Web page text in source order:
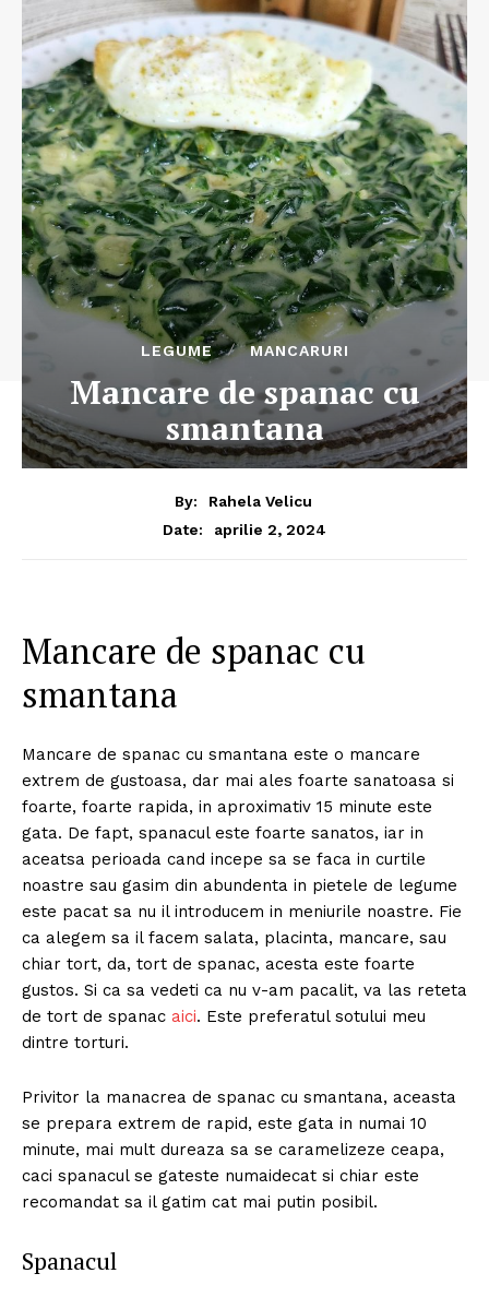
LEGUME MANCARURI
Mancare de spanac cu
smantana
By:
Rahela Velicu
Date:
aprilie 2, 2024
Mancare de spanac cu
smantana
Mancare de spanac cu smantana este o mancare
extrem de gustoasa, dar mai ales foarte sanatoasa si
foarte, foarte rapida, in aproximativ 15 minute este
gata. De fapt, spanacul este foarte sanatos, iar in
aceatsa perioada cand incepe sa se faca in curtile
noastre sau gasim din abundenta in pietele de legume
este pacat sa nu il introducem in meniurile noastre. Fie
ca alegem sa il facem salata, placinta, mancare, sau
chiar tort, da, tort de spanac, acesta este foarte
gustos. Si ca sa vedeti ca nu v-am pacalit, va las reteta
de tort de spanac aici. Este preferatul sotului meu
dintre torturi.
Privitor la manacrea de spanac cu smantana, aceasta
se prepara extrem de rapid, este gata in numai 10
minute, mai mult dureaza sa se caramelizeze ceapa,
caci spanacul se gateste numaidecat si chiar este
recomandat sa il gatim cat mai putin posibil.
Spanacul